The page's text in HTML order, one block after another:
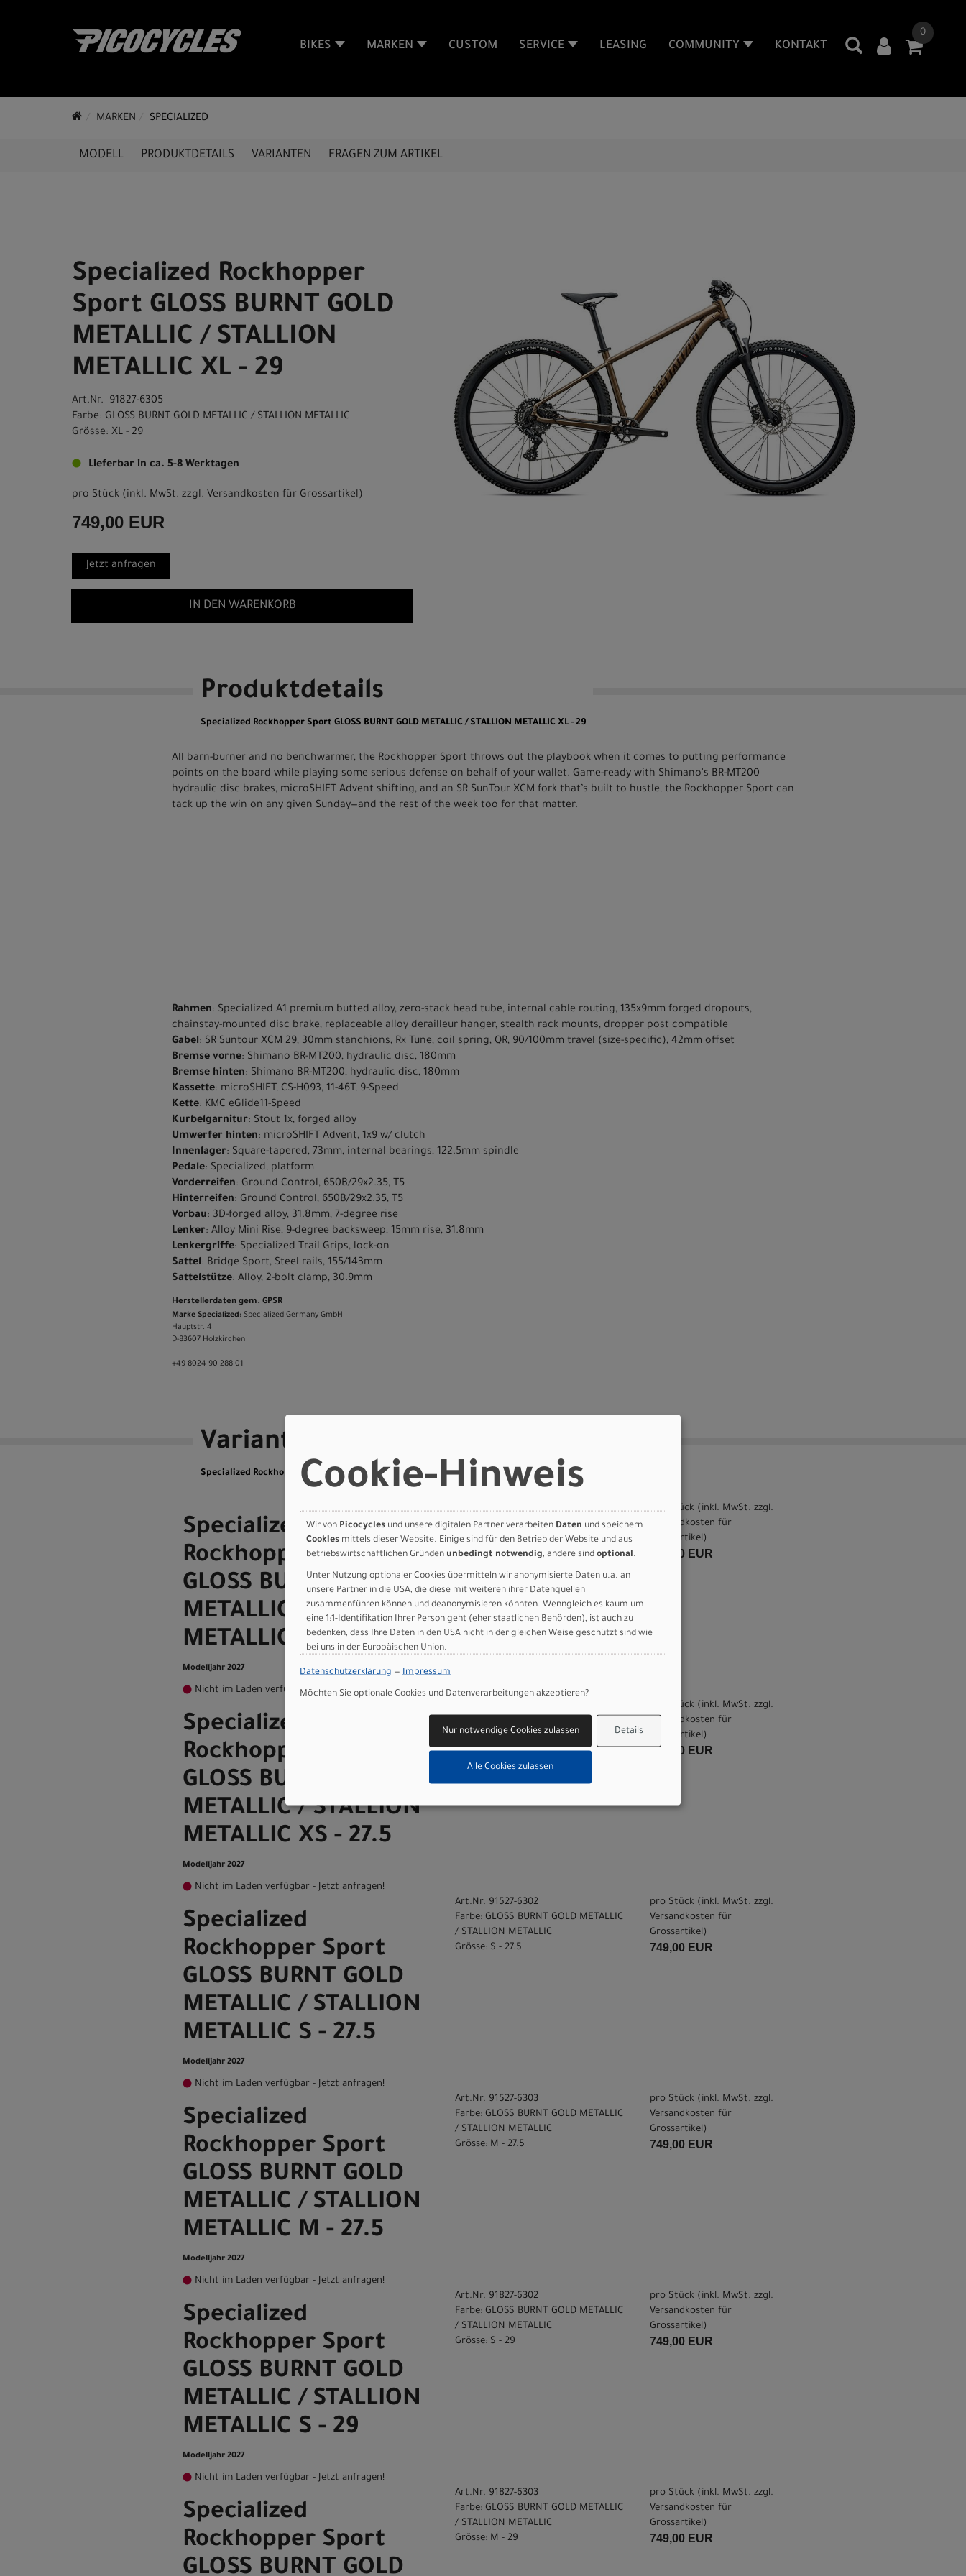
0
BIKES MARKEN CUSTOM SERVICE LEASING COMMUNITY KONTAKT
MARKEN SPECIALIZED
MODELL PRODUKTDETAILS VARIANTEN FRAGEN ZUM ARTIKEL
Specialized Rockhopper
Sport GLOSS BURNT GOLD
METALLIC / STALLION
METALLIC XL - 29
Art.Nr. 91827-6305
Farbe: GLOSS BURNT GOLD METALLIC / STALLION METALLIC
Grösse: XL - 29
Lieferbar in ca. 5-8 Werktagen
pro Stück (inkl. MwSt. zzgl. Versandkosten für Grossartikel)
749,00 EUR
Jetzt anfragen
IN DEN WARENKORB
Produktdetails
Specialized Rockhopper Sport GLOSS BURNT GOLD METALLIC / STALLION METALLIC XL - 29
All barn-burner and no benchwarmer, the Rockhopper Sport throws out the playbook when it comes to putting performance
points on the board while playing some serious defense on behalf of your wallet. Game-ready with Shimano's BR-MT200
hydraulic disc brakes, microSHIFT Advent shifting, and an SR SunTour XCM fork that’s built to hustle, the Rockhopper Sport can
tack up the win on any given Sunday—and the rest of the week too for that matter.
Rahmen: Specialized A1 premium butted alloy, zero-stack head tube, internal cable routing, 135x9mm forged dropouts,
chainstay-mounted disc brake, replaceable alloy derailleur hanger, stealth rack mounts, dropper post compatible
Gabel: SR Suntour XCM 29, 30mm stanchions, Rx Tune, coil spring, QR, 90/100mm travel (size-specific), 42mm offset
Bremse vorne: Shimano BR-MT200, hydraulic disc, 180mm
Bremse hinten: Shimano BR-MT200, hydraulic disc, 180mm
Kassette: microSHIFT, CS-H093, 11-46T, 9-Speed
Kette: KMC eGlide11-Speed
Kurbelgarnitur: Stout 1x, forged alloy
Umwerfer hinten: microSHIFT Advent, 1x9 w/ clutch
Innenlager: Square-tapered, 73mm, internal bearings, 122.5mm spindle
Pedale: Specialized, platform
Vorderreifen: Ground Control, 650B/29x2.35, T5
Hinterreifen: Ground Control, 650B/29x2.35, T5
Vorbau: 3D-forged alloy, 31.8mm, 7-degree rise
Lenker: Alloy Mini Rise, 9-degree backsweep, 15mm rise, 31.8mm
Lenkergriffe: Specialized Trail Grips, lock-on
Sattel: Bridge Sport, Steel rails, 155/143mm
Sattelstütze: Alloy, 2-bolt clamp, 30.9mm
Herstellerdaten gem. GPSR
Marke Specialized: Specialized Germany GmbH
Hauptstr. 4
D-83607 Holzkirchen
+49 8024 90 288 01
Varianten
Specialized Rockhopper Sport GLOSS BURNT GOLD METALLIC / STALLION METALLIC XL - 29
Specialized
Rockhopper Sport
GLOSS BURNT GOLD
METALLIC / STALLION
METALLIC XXS - 26
Modelljahr 2027
Nicht im Laden verfügbar - Jetzt anfragen!
Art.Nr. 91527-6300
Farbe: GLOSS BURNT GOLD METALLIC
/ STALLION METALLIC
Grösse: XXS - 26
pro Stück (inkl. MwSt. zzgl.
Versandkosten für
Grossartikel )
749,00 EUR
Specialized
Rockhopper Sport
GLOSS BURNT GOLD
METALLIC / STALLION
METALLIC XS - 27.5
Modelljahr 2027
Nicht im Laden verfügbar - Jetzt anfragen!
Farbe: GLOSS BURNT GOLD METALLIC
/ STALLION METALLIC
Grösse: XS - 27.5
pro Stück (inkl. MwSt. zzgl.
Versandkosten für
Grossartikel )
749,00 EUR
Specialized
Rockhopper Sport
GLOSS BURNT GOLD
METALLIC / STALLION
METALLIC S - 27.5
Modelljahr 2027
Nicht im Laden verfügbar - Jetzt anfragen!
Art.Nr. 91527-6302
Farbe: GLOSS BURNT GOLD METALLIC
/ STALLION METALLIC
Grösse: S - 27.5
pro Stück (inkl. MwSt. zzgl.
Versandkosten für
Grossartikel )
749,00 EUR
Specialized
Rockhopper Sport
GLOSS BURNT GOLD
METALLIC / STALLION
METALLIC M - 27.5
Modelljahr 2027
Nicht im Laden verfügbar - Jetzt anfragen!
Art.Nr. 91527-6303
Farbe: GLOSS BURNT GOLD METALLIC
/ STALLION METALLIC
Grösse: M - 27.5
pro Stück (inkl. MwSt. zzgl.
Versandkosten für
Grossartikel )
749,00 EUR
Specialized
Rockhopper Sport
GLOSS BURNT GOLD
METALLIC / STALLION
METALLIC S - 29
Modelljahr 2027
Nicht im Laden verfügbar - Jetzt anfragen!
Art.Nr. 91827-6302
Farbe: GLOSS BURNT GOLD METALLIC
/ STALLION METALLIC
Grösse: S - 29
pro Stück (inkl. MwSt. zzgl.
Versandkosten für
Grossartikel )
749,00 EUR
Specialized
Rockhopper Sport
GLOSS BURNT GOLD
Art.Nr. 91827-6303
Farbe: GLOSS BURNT GOLD METALLIC
/ STALLION METALLIC
Grösse: M - 29
pro Stück (inkl. MwSt. zzgl.
Versandkosten für
Grossartikel )
749,00 EUR
Cookie-Hinweis
Wir von Picocycles und unsere digitalen Partner verarbeiten Daten und speichern
Cookies mittels dieser Website. Einige sind für den Betrieb der Website und aus
betriebswirtschaftlichen Gründen unbedingt notwendig, andere sind optional.
Unter Nutzung optionaler Cookies übermitteln wir anonymisierte Daten u.a. an
unsere Partner in die USA, die diese mit weiteren ihrer Datenquellen
zusammenführen können und deanonymisieren könnten. Wenngleich es kaum um
eine 1:1-Identifikation Ihrer Person geht (eher staatlichen Behörden), ist auch zu
bedenken, dass Ihre Daten in den USA nicht in der gleichen Weise geschützt sind wie
bei uns in der Europäischen Union.
Datenschutzerklärung — Impressum
Möchten Sie optionale Cookies und Datenverarbeitungen akzeptieren?
Details
Nur notwendige Cookies zulassen
Alle Cookies zulassen